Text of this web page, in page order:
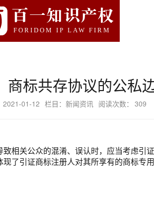
百一知识产权
FORIDOM IP LAW FIRM
商标共存协议的公私
2021-01-12 栏目：新闻资讯 阅读次数： 309
相关公众的混淆、误认时，应当考虑引
了引证商标注册人对其所享有的商标专